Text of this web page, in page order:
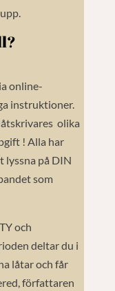
online-
instruktioner.
olika
! Alla har
lyssna på DIN
som
och
deltar du i
låtar och får
författaren